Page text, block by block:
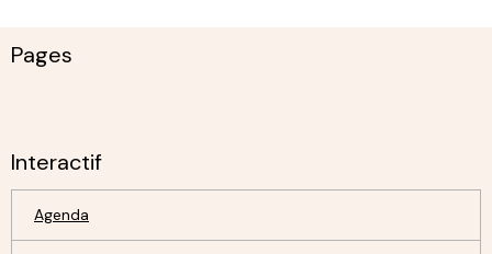
Pages
Interactif
Agenda